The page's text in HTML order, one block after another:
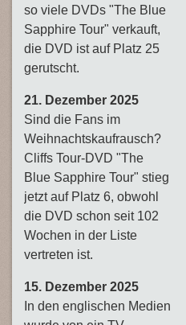
so viele DVDs "The Blue
Sapphire Tour" verkauft,
die DVD ist auf Platz 25
gerutscht.
21. Dezember 2025
Sind die Fans im
Weihnachtskaufrausch?
Cliffs Tour-DVD "The
Blue Sapphire Tour" stieg
jetzt auf Platz 6, obwohl
die DVD schon seit 102
Wochen in der Liste
vertreten ist.
15. Dezember 2025
In den englischen Medien